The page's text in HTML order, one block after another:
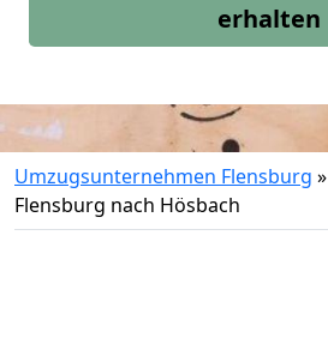
erhalten
Umzugsunternehmen Flensburg »
Flensburg nach Hösbach